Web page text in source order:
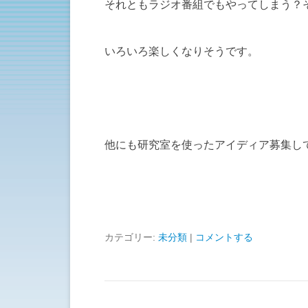
それともラジオ番組でもやってしまう？
いろいろ楽しくなりそうです。
他にも研究室を使ったアイディア募集し
カテゴリー: 未分類 | コメントする